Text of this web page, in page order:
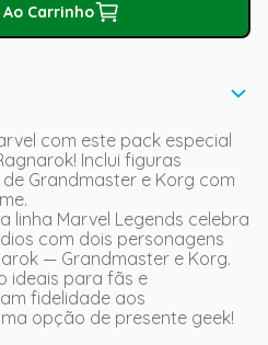
Carrinho
com este pack especial
Inclui figuras
Grandmaster e Korg com
linha Marvel Legends celebra
com dois personagens
— Grandmaster e Korg.
ideais para fãs e
fidelidade aos
opção de presente geek!